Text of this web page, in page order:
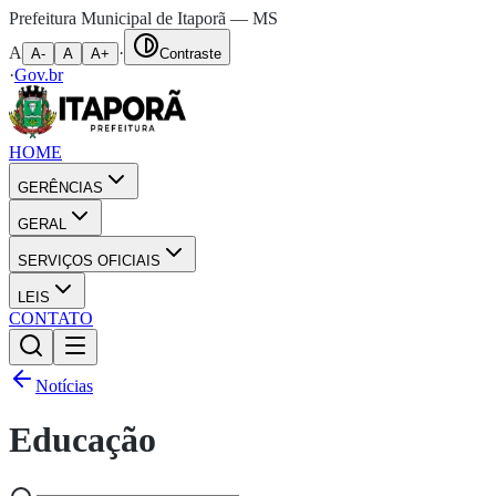
Prefeitura Municipal de Itaporã — MS
A
A- A A+ · Contraste
·Gov.br
HOME
GERÊNCIAS
GERAL
SERVIÇOS OFICIAIS
LEIS
CONTATO
Notícias
Educação